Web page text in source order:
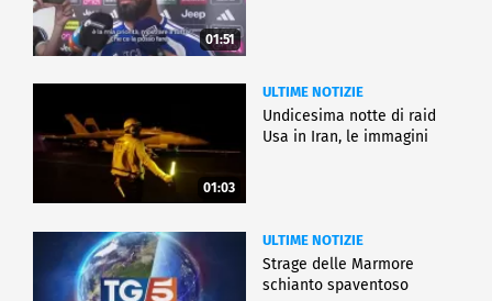
01:51
01:03
ULTIME NOTIZIE
Undicesima notte di raid
Usa in Iran, le immagini
ULTIME NOTIZIE
Strage delle Marmore
schianto spaventoso